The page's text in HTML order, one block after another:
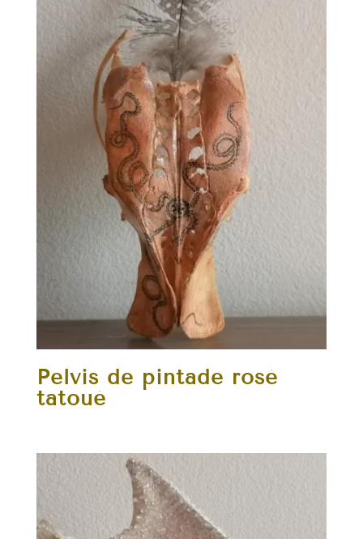
Pelvis de pintade rosé
tatoué